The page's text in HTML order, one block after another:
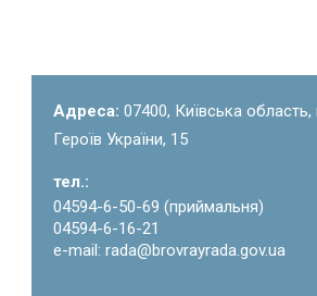
Адреса: 07400, Київська
Героїв України, 15
тел.:
04594-6-50-69 (приймальня)
04594-6-16-21
e-mail: rada@brovrayrada.gov.ua